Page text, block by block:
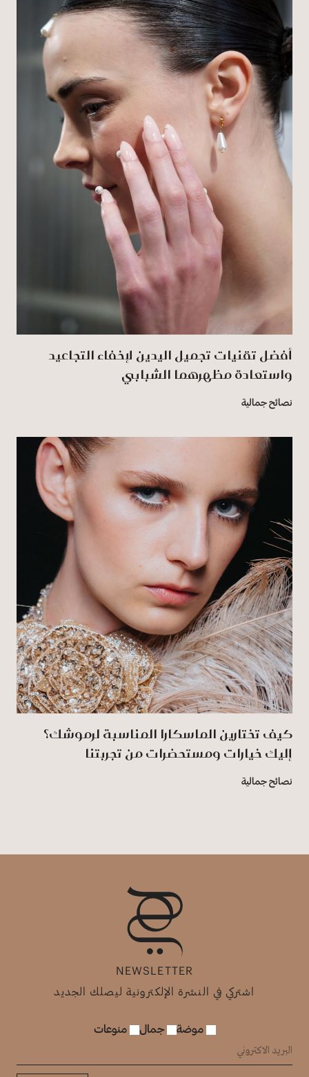
أفضل تقنيات تجميل اليدين لإخفاء التجاعيد
واستعادة مظهرهما الشبابي
نصائح جمالية
كيف تختارين الماسكارا المناسبة لرموشك؟
إليك خيارات ومستحضرات من تجربتنا
نصائح جمالية
NEWSLETTER
اشتركي في النشرة الإلكترونية ليصلك الجديد
موضة جمال منوعات